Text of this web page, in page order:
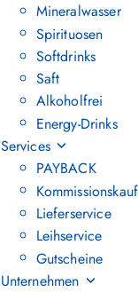
Mineralwasser
Spirituosen
Softdrinks
Saft
Alkoholfrei
Energy-Drinks
Services
PAYBACK
Kommissionskauf
Lieferservice
Leihservice
Gutscheine
Unternehmen